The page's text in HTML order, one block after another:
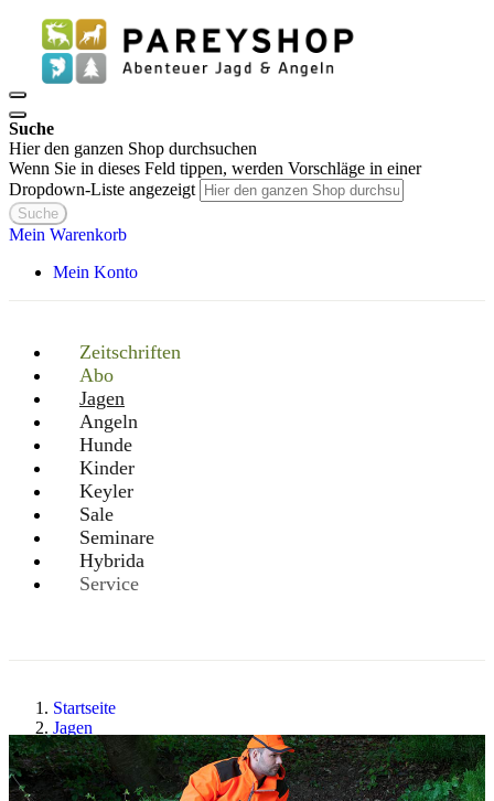
Suche
Hier den ganzen Shop durchsuchen
Wenn Sie in dieses Feld tippen, werden Vorschläge in einer
Dropdown-Liste angezeigt
Suche
Mein Warenkorb
Mein Konto
Zeitschriften
Abo
Jagen
Angeln
Hunde
Kinder
Keyler
Sale
Seminare
Hybrida
Service
Startseite
Jagen
Jagdart
Drückjagd